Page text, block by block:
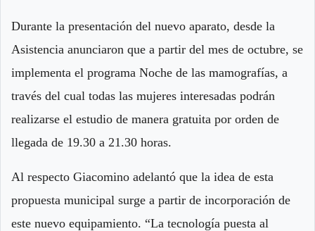
Durante la presentación del nuevo aparato, desde la
Asistencia anunciaron que a partir del mes de octubre, se
implementa el programa Noche de las mamografías, a
través del cual todas las mujeres interesadas podrán
realizarse el estudio de manera gratuita por orden de
llegada de 19.30 a 21.30 horas.
Al respecto Giacomino adelantó que la idea de esta
propuesta municipal surge a partir de incorporación de
este nuevo equipamiento. “La tecnología puesta al